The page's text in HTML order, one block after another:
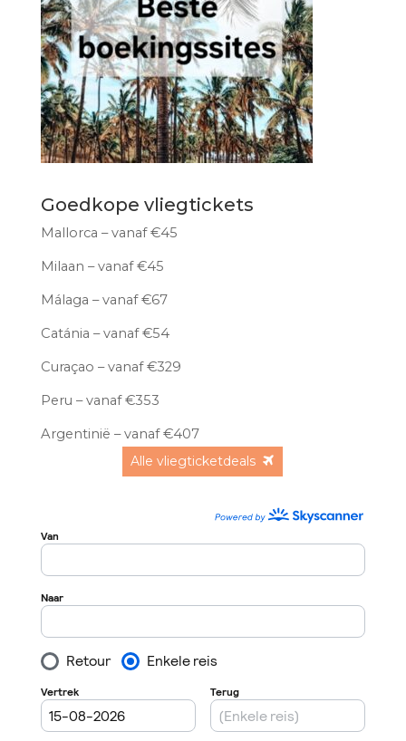
Goedkope vliegtickets
Mallorca – vanaf €45
Milaan – vanaf €45
Málaga – vanaf €67
Catánia – vanaf €54
Curaçao – vanaf €329
Peru – vanaf €353
Argentinië – vanaf €407
Alle vliegticketdeals